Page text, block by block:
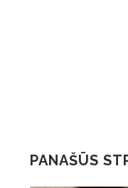
PANAŠŪS